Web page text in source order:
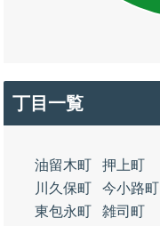
丁目一覧
油留木町 押上町
川久保町
今小路町
東包永町
雑司町